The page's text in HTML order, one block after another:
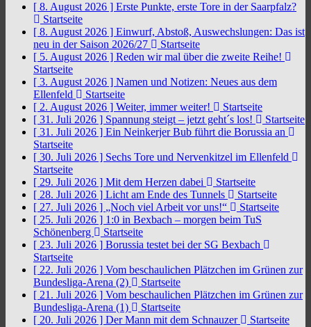
[ 8. August 2026 ] Erste Punkte, erste Tore in der Saarpfalz?
Startseite
[ 8. August 2026 ] Einwurf, Abstoß, Auswechslungen: Das ist
neu in der Saison 2026/27
Startseite
[ 5. August 2026 ] Reden wir mal über die zweite Reihe!
Startseite
[ 3. August 2026 ] Namen und Notizen: Neues aus dem
Ellenfeld
Startseite
[ 2. August 2026 ] Weiter, immer weiter!
Startseite
[ 31. Juli 2026 ] Spannung steigt – jetzt geht´s los!
Startseite
[ 31. Juli 2026 ] Ein Neinkerjer Bub führt die Borussia an
Startseite
[ 30. Juli 2026 ] Sechs Tore und Nervenkitzel im Ellenfeld
Startseite
[ 29. Juli 2026 ] Mit dem Herzen dabei
Startseite
[ 28. Juli 2026 ] Licht am Ende des Tunnels
Startseite
[ 27. Juli 2026 ] „Noch viel Arbeit vor uns!“
Startseite
[ 25. Juli 2026 ] 1:0 in Bexbach – morgen beim TuS
Schönenberg
Startseite
[ 23. Juli 2026 ] Borussia testet bei der SG Bexbach
Startseite
[ 22. Juli 2026 ] Vom beschaulichen Plätzchen im Grünen zur
Bundesliga-Arena (2)
Startseite
[ 21. Juli 2026 ] Vom beschaulichen Plätzchen im Grünen zur
Bundesliga-Arena (1)
Startseite
[ 20. Juli 2026 ] Der Mann mit dem Schnauzer
Startseite